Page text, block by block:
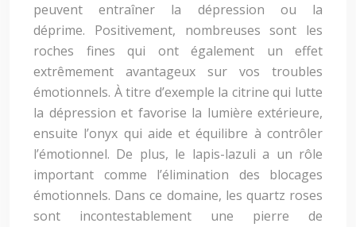
peuvent entraîner la dépression ou la
déprime. Positivement, nombreuses sont les
roches fines qui ont également un effet
extrêmement avantageux sur vos troubles
émotionnels. À titre d’exemple la citrine qui lutte
la dépression et favorise la lumière extérieure,
ensuite l’onyx qui aide et équilibre à contrôler
l’émotionnel. De plus, le lapis-lazuli a un rôle
important comme l’élimination des blocages
émotionnels. Dans ce domaine, les quartz roses
sont incontestablement une pierre de